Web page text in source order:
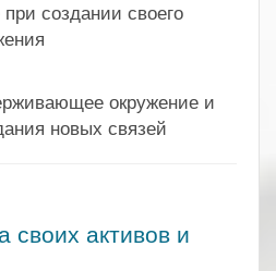
создании своего
окружение и
новых связей
своих активов и